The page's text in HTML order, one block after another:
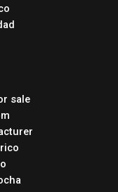
sale